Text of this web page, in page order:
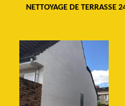
NETTOYAGE DE TERRASSE